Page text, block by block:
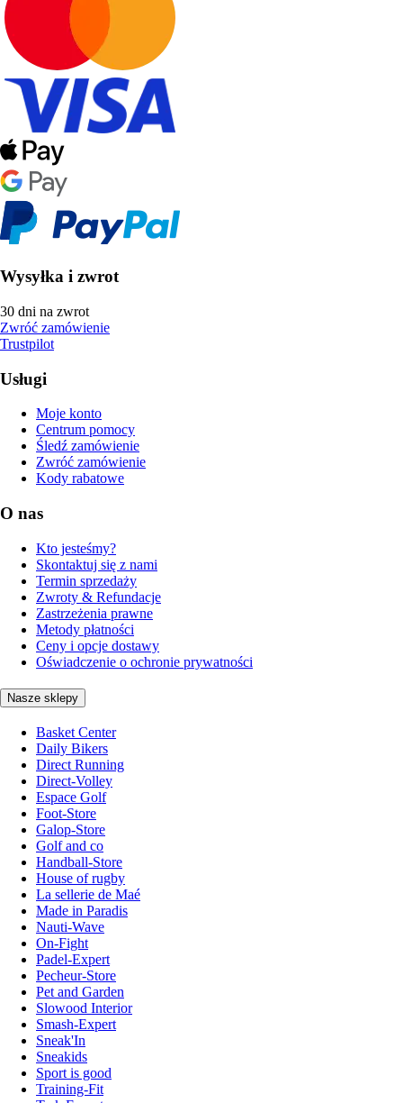
Wysyłka i zwrot
30 dni na zwrot
Zwróć zamówienie
Trustpilot
Usługi
Moje konto
Centrum pomocy
Śledź zamówienie
Zwróć zamówienie
Kody rabatowe
O nas
Kto jesteśmy?
Skontaktuj się z nami
Termin sprzedaży
Zwroty & Refundacje
Zastrzeżenia prawne
Metody płatności
Ceny i opcje dostawy
Oświadczenie o ochronie prywatności
Nasze sklepy
Basket Center
Daily Bikers
Direct Running
Direct-Volley
Espace Golf
Foot-Store
Galop-Store
Golf and co
Handball-Store
House of rugby
La sellerie de Maé
Made in Paradis
Nauti-Wave
On-Fight
Padel-Expert
Pecheur-Store
Pet and Garden
Slowood Interior
Smash-Expert
Sneak'In
Sneakids
Sport is good
Training-Fit